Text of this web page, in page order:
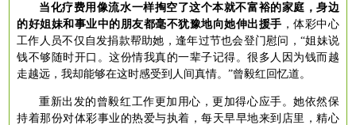
当化疗费用像流水一样掏空了这个本就不富裕的家庭，身边
的好姐妹和事业中的朋友都毫不犹豫地向她伸出援手 ，体彩中心
工作人员不仅自发捐款帮助她，逢年过节也会登门慰问， “姐妹说
钱不够随时开口。这份情我真的一辈子记得。很多人因为钱而越
走越远，我却能够在这时感受到人间真情。”曾毅红回忆道。
重新出发的曾毅红工作更加用心，更加得心应手。她依然保
持着那份对体彩事业的热爱与执着，每天早早地来到店里，精心